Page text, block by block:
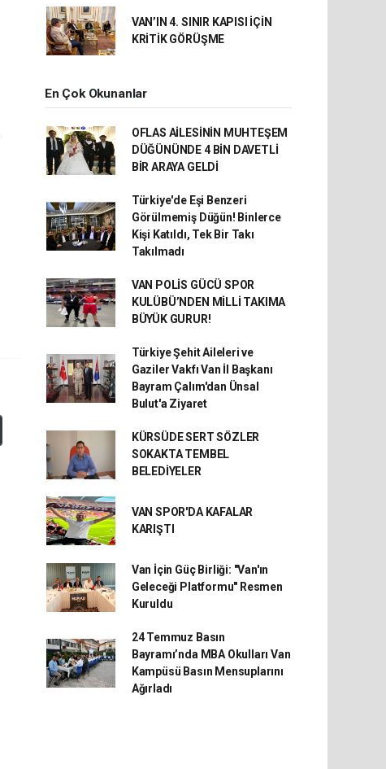
VAN’IN 4. SINIR KAPISI İÇİN
KRİTİK GÖRÜŞME
En Çok Okunanlar
OFLAS AİLESİNİN MUHTEŞEM
DÜĞÜNÜNDE 4 BİN DAVETLİ
BİR ARAYA GELDİ
Türkiye'de Eşi Benzeri
Görülmemiş Düğün! Binlerce
Kişi Katıldı, Tek Bir Takı
Takılmadı
VAN POLİS GÜCÜ SPOR
KULÜBÜ’NDEN MİLLİ TAKIMA
BÜYÜK GURUR!
Türkiye Şehit Aileleri ve
Gaziler Vakfı Van İl Başkanı
Bayram Çalım'dan Ünsal
Bulut'a Ziyaret
KÜRSÜDE SERT SÖZLER
SOKAKTA TEMBEL
BELEDİYELER
VAN SPOR'DA KAFALAR
KARIŞTI
Van İçin Güç Birliği: "Van'ın
Geleceği Platformu" Resmen
Kuruldu
24 Temmuz Basın
Bayramı’nda MBA Okulları Van
Kampüsü Basın Mensuplarını
Ağırladı